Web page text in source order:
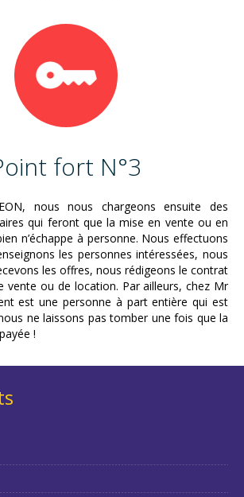
fort N°3
nous nous chargeons ensuite des
qui feront que la mise en vente ou en
n’échappe à personne. Nous effectuons
les personnes intéressées, nous
les offres, nous rédigeons le contrat
vente ou de location. Par ailleurs, chez Mr
est une personne à part entière qui est
ne laissons pas tomber une fois que la
!